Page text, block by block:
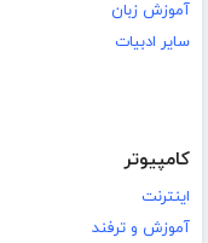
آموزش زبان
سایر ادبیات
کامپیوتر
اینترنت
آموزش و ترفند